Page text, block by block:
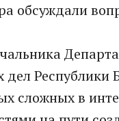
обсуждали
Республики
сложных в